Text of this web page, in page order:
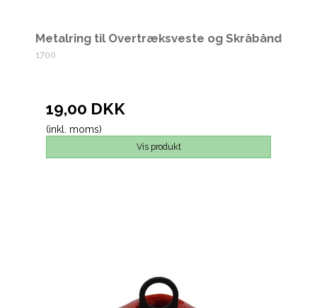
Metalring til Overtræksveste og Skråbånd
1700
19,00 DKK
(inkl. moms)
Vis produkt